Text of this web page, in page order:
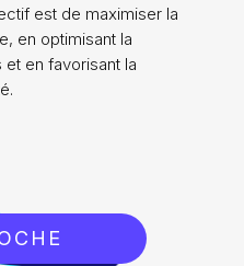
est de maximiser la
en optimisant la
en favorisant la